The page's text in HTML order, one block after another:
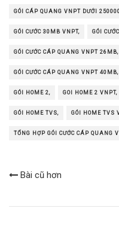
GÓI CÁP QUANG VNPT DƯỚI
GÓI CƯỚC 30MB VNPT, GÓI
GÓI CƯỚC CÁP QUANG VNPT 26MB,
GÓI CƯỚC CÁP QUANG VNPT 40MB,
GÓI HOME 2, GOI HOME 2 VNPT,
GÓI HOME TVS, GÓI HOME TVS
TỔNG HỢP GÓI CƯỚC CÁP QUANG
Bài cũ hơn